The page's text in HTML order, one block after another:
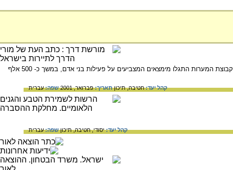
בשמורת הטבע נחל המערות, שבמערב הכרמל, מצויות מערות בהן התגלו שרידי תרבויות פרה-היסטוריות.בקבוצת המערות התגלו מימצאים המצביעים על פעילות בני אדם, במשך כ- 500 אלף
קהל יעד:חטיבה,תיכוןתאריך:פברואר, 2001 שפה:עברית
קהל יעד:יסודי,חטיבה,תיכוןשפה:עברית